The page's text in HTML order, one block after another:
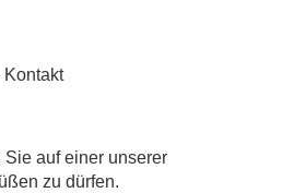
Kontakt
auf einer unserer
zu dürfen.